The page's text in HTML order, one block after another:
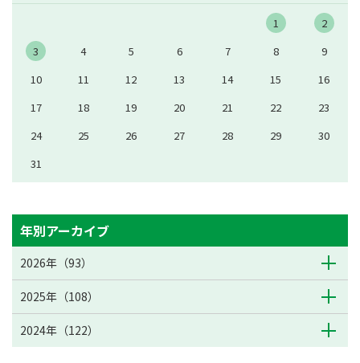
1
2
3
4 5 6 7 8
9
10
11 12 13 14 15
16
17
18 19 20 21 22
23
24
25 26 27 28 29
30
31
年別アーカイブ
2026年（93）
2025年（108）
2024年（122）